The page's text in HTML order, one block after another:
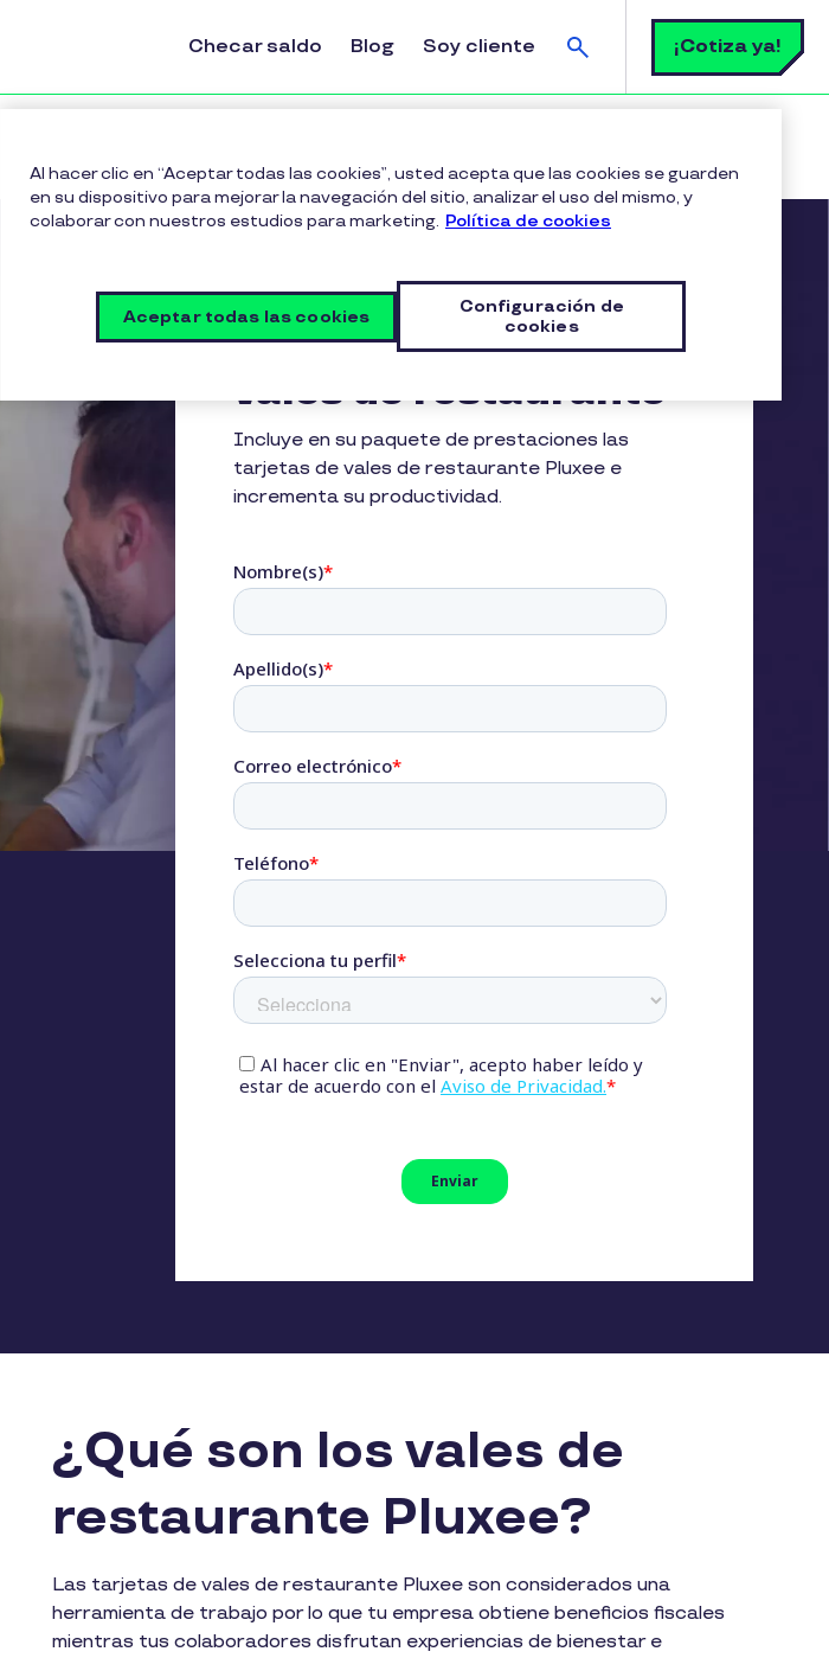
Checar saldo Blog Soy cliente
Buscar
¡Cotiza ya!
Cotiza Tarjetas de
vales de restaurante
Incluye en su paquete de prestaciones las
tarjetas de vales de restaurante Pluxee e
incrementa su productividad.
¿Qué son los vales de
restaurante Pluxee?
Las tarjetas de vales de restaurante Pluxee son considerados una
herramienta de trabajo por lo que tu empresa obtiene beneficios fiscales
mientras tus colaboradores disfrutan experiencias de bienestar e
Al hacer clic en “Aceptar todas las cookies”, usted acepta que las cookies se guarden
en su dispositivo para mejorar la navegación del sitio, analizar el uso del mismo, y
colaborar con nuestros estudios para marketing. Política de cookies
Configuración de
cookies
Aceptar todas las cookies